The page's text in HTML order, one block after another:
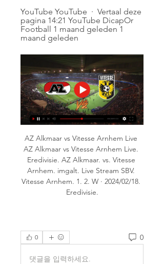
YouTube YouTube  ·  Vertaal deze
pagina 14:21 YouTube DicapOr
Football 1 maand geleden 1
maand geleden
AZ Alkmaar vs Vitesse Arnhem Live
AZ Alkmaar vs Vitesse Arnhem Live.
Eredivisie. AZ Alkmaar. vs. Vitesse
Arnhem. imgalt. Live Stream SBV.
Vitesse Arnhem. 1. 2. W · 2024/02/18.
Eredivisie.
0 0
댓글을 입력하세요.